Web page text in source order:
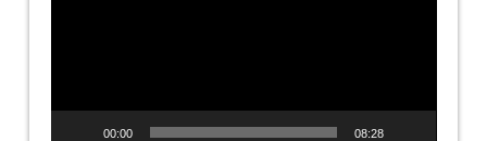
00:00 08:28